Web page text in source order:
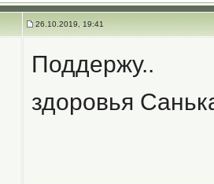
26.10.2019, 19:41
Поддержу..
здоровья